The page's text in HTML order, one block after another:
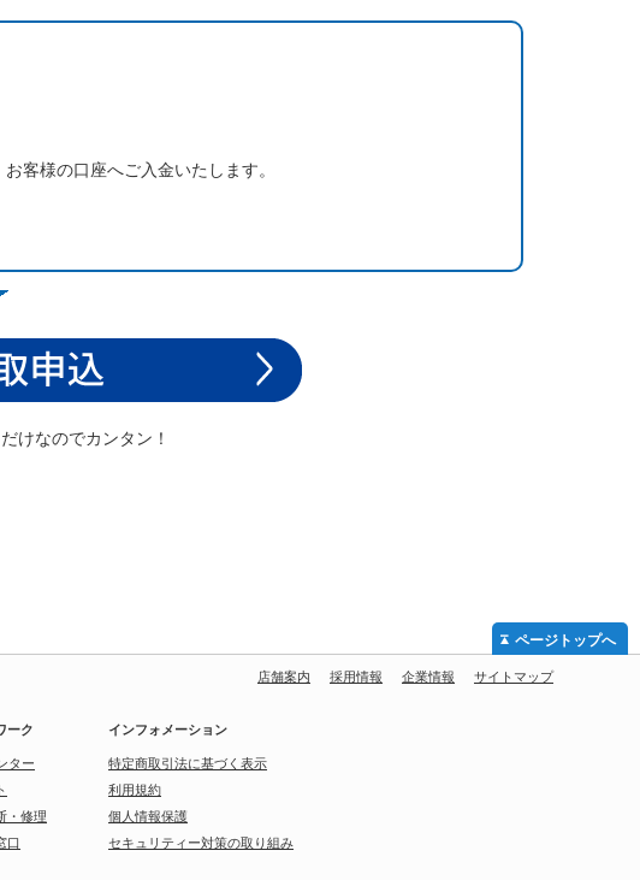
客様の口座へご入金いたします。
けなのでカンタン！
店舗案内 採用情報 企業情報 サイトマップ
ーク
ター
・修理
口
インフォメーション
特定商取引法に基づく表示
利用規約
個人情報保護
セキュリティー対策の取り組み
ページトップへ